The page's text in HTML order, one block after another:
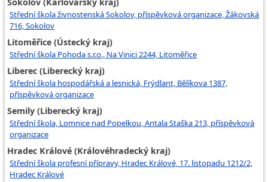
Střední škola živnostenská Sokolov, příspěvková organizace, Žákovská
716, Sokolov
Litoměřice (Ústecký kraj)
Střední škola Pohoda s.r.o., Na Vinici 2244, Litoměřice
Liberec (Liberecký kraj)
Střední škola hospodářská a lesnická, Frýdlant, Bělíkova 1387,
příspěvková organizace
Semily (Liberecký kraj)
Střední škola, Lomnice nad Popelkou, Antala Staška 213, příspěvková
organizace
Hradec Králové (Královéhradecký kraj)
Střední škola profesní přípravy, Hradec Králové, 17. listopadu 1212/2,
Hradec Králové